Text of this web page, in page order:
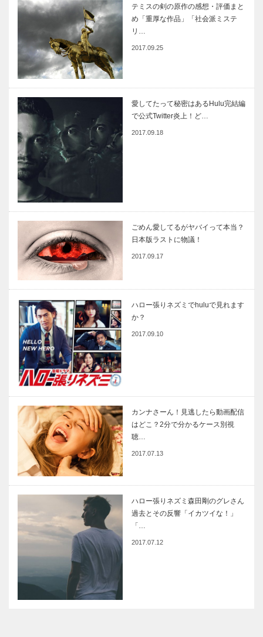
テミスの剣の原作の感想・評価まと
め「重厚な作品」「社会派ミステ
リ…
2017.09.25
愛してたって秘密はあるHulu完結編
で公式Twitter炎上！ど…
2017.09.18
ごめん愛してるがヤバイって本当？
日本版ラストに物議！
2017.09.17
ハロー張りネズミでhuluで見れます
か？
2017.09.10
カンナさーん！見逃したら動画配信
はどこ？2分で分かるケース別視
聴…
2017.07.13
ハロー張りネズミ森田剛のグレさん
過去とその反響「イカツイな！」
「…
2017.07.12